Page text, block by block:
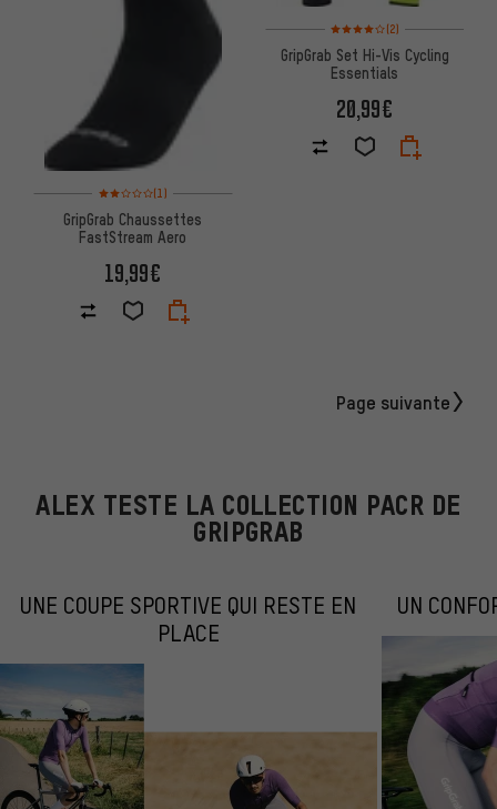
Note moyenne : 2 sur 5 d'après 1 avis
(1)
GripGrab Chaussettes
FastStream Aero
19,99€
Note moyenne : 4 sur 5
(2)
GripGrab Set Hi-Vis Cycling
Essentials
20,99€
Page suivante
ALEX TESTE LA COLLECTION PACR DE
GRIPGRAB
UNE COUPE SPORTIVE QUI RESTE EN
PLACE
UN